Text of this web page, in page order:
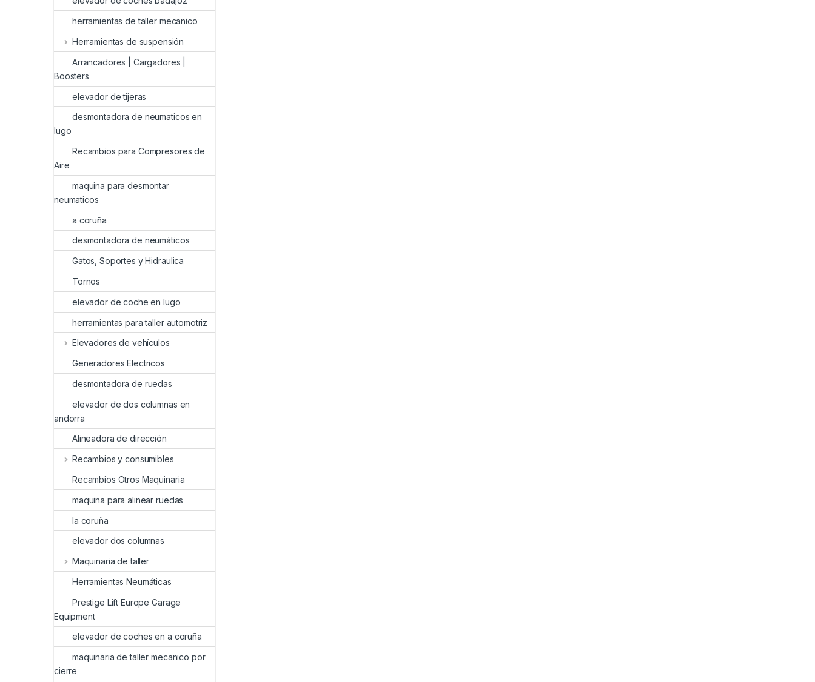
herramientas de taller mecanico
Herramientas de suspensión
Arrancadores | Cargadores |
Boosters
elevador de tijeras
desmontadora de neumaticos en
lugo
Recambios para Compresores de
Aire
maquina para desmontar
neumaticos
a coruña
desmontadora de neumáticos
Gatos, Soportes y Hidraulica
Tornos
elevador de coche en lugo
herramientas para taller automotriz
Elevadores de vehículos
Generadores Electricos
desmontadora de ruedas
elevador de dos columnas en
andorra
Alineadora de dirección
Recambios y consumibles
Recambios Otros Maquinaria
maquina para alinear ruedas
la coruña
elevador dos columnas
Maquinaria de taller
Herramientas Neumáticas
Prestige Lift Europe Garage
Equipment
elevador de coches en a coruña
maquinaria de taller mecanico por
cierre